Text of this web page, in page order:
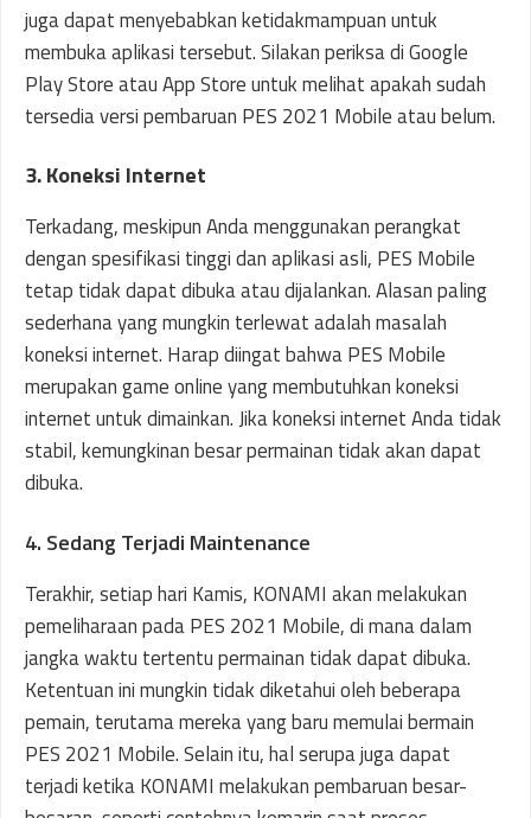
juga dapat menyebabkan ketidakmampuan untuk
membuka aplikasi tersebut. Silakan periksa di Google
Play Store atau App Store untuk melihat apakah sudah
tersedia versi pembaruan PES 2021 Mobile atau belum.
3. Koneksi Internet
Terkadang, meskipun Anda menggunakan perangkat
dengan spesifikasi tinggi dan aplikasi asli, PES Mobile
tetap tidak dapat dibuka atau dijalankan. Alasan paling
sederhana yang mungkin terlewat adalah masalah
koneksi internet. Harap diingat bahwa PES Mobile
merupakan game online yang membutuhkan koneksi
internet untuk dimainkan. Jika koneksi internet Anda tidak
stabil, kemungkinan besar permainan tidak akan dapat
dibuka.
4. Sedang Terjadi Maintenance
Terakhir, setiap hari Kamis, KONAMI akan melakukan
pemeliharaan pada PES 2021 Mobile, di mana dalam
jangka waktu tertentu permainan tidak dapat dibuka.
Ketentuan ini mungkin tidak diketahui oleh beberapa
pemain, terutama mereka yang baru memulai bermain
PES 2021 Mobile. Selain itu, hal serupa juga dapat
terjadi ketika KONAMI melakukan pembaruan besar-